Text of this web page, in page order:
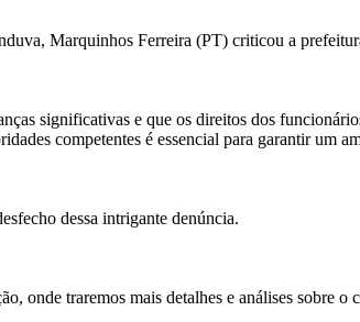
Marquinhos Ferreira (PT) criticou a
significativas e que os direitos dos
competentes é essencial para garantir
dessa intrigante denúncia.
onde traremos mais detalhes e análises